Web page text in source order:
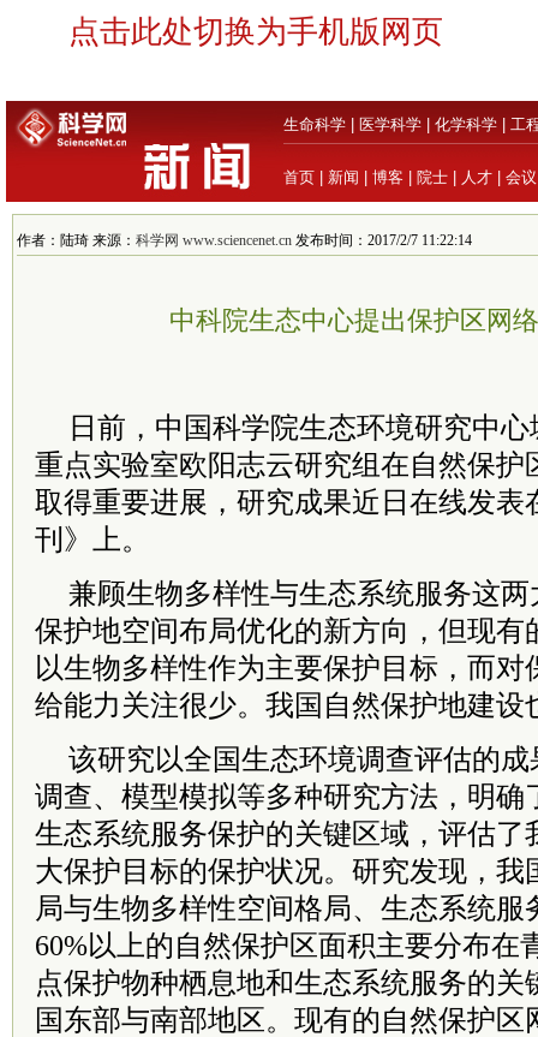
点击此处切换为手机版网页
生命科学 医学科学 化学科学 工
首页 新闻 博客 院士 人才 会议
作者：陆琦 来源： 科学网 www.sciencenet.cn 发布时间：2017/2/7 11:22:14
中科院生态中心提出保护区网
日前，中国科学院生态环境研究中
重点实验室欧阳志云研究组在自然保护
取得重要进展，研究成果近日在线发表
刊》上。
兼顾生物多样性与生态系统服务这
保护地空间布局优化的新方向，但现有
以生物多样性作为主要保护目标，而对
给能力关注很少。我国自然保护地建设
该研究以全国生态环境调查评估的
调查、模型模拟等多种研究方法，明确
生态系统服务保护的关键区域，评估了
大保护目标的保护状况。研究发现，我
局与生物多样性空间格局、生态系统服
60%以上的自然保护区面积主要分布在
点保护物种栖息地和生态系统服务的关
国东部与南部地区。现有的自然保护区